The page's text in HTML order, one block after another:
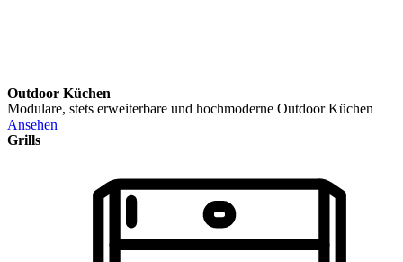
Outdoor Küchen
Modulare, stets erweiterbare und hochmoderne Outdoor Küchen
Ansehen
Grills